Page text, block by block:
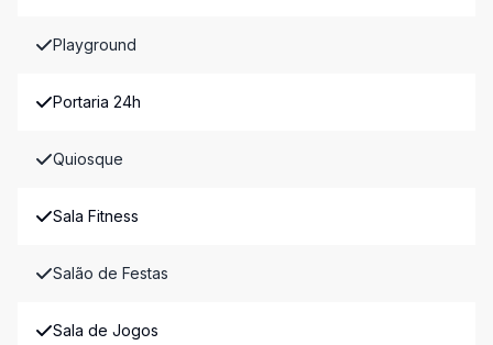
Playground
Portaria 24h
Quiosque
Sala Fitness
Salão de Festas
Sala de Jogos